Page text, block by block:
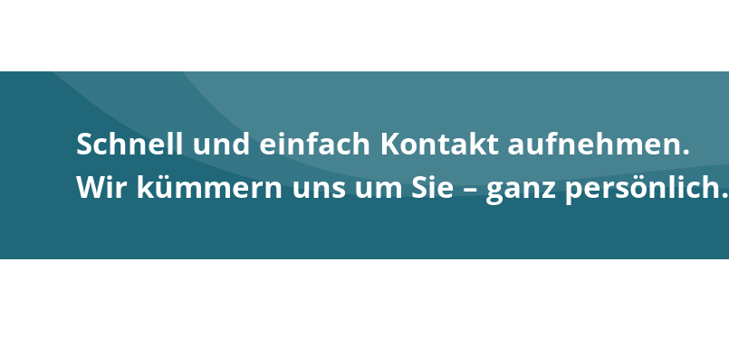
Schnell und einfach Kontakt aufnehmen.
Wir kümmern uns um Sie – ganz persönlich.